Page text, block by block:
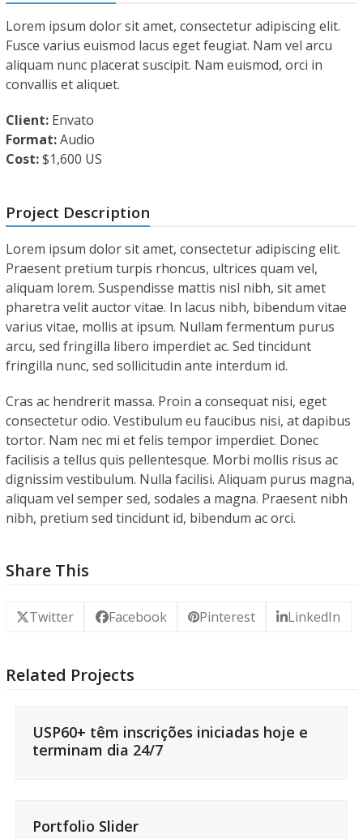
Lorem ipsum dolor sit amet, consectetur adipiscing elit.
Fusce varius euismod lacus eget feugiat. Nam vel arcu
aliquam nunc placerat suscipit. Nam euismod, orci in
convallis et aliquet.
Client:Envato
Format:Audio
Cost:$1,600 US
Project Description
Lorem ipsum dolor sit amet, consectetur adipiscing elit.
Praesent pretium turpis rhoncus, ultrices quam vel,
aliquam lorem. Suspendisse mattis nisl nibh, sit amet
pharetra velit auctor vitae. In lacus nibh, bibendum vitae
varius vitae, mollis at ipsum. Nullam fermentum purus
arcu, sed fringilla libero imperdiet ac. Sed tincidunt
fringilla nunc, sed sollicitudin ante interdum id.
Cras ac hendrerit massa. Proin a consequat nisi, eget
consectetur odio. Vestibulum eu faucibus nisi, at dapibus
tortor. Nam nec mi et felis tempor imperdiet. Donec
facilisis a tellus quis pellentesque. Morbi mollis risus ac
dignissim vestibulum. Nulla facilisi. Aliquam purus magna,
aliquam vel semper sed, sodales a magna. Praesent nibh
nibh, pretium sed tincidunt id, bibendum ac orci.
Share This
Twitter Facebook Pinterest LinkedIn
Related Projects
USP60+ têm inscrições iniciadas hoje e
terminam dia 24/7
Portfolio Slider